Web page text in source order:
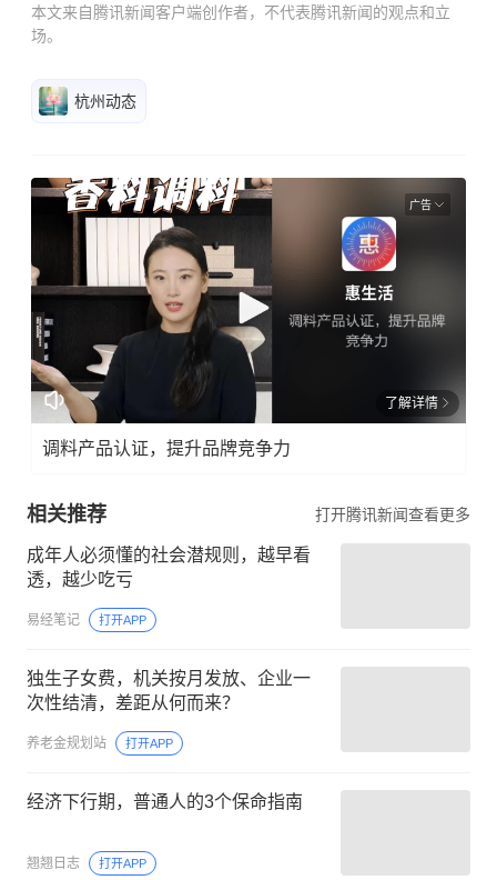
本文来自腾讯新闻客户端创作者，不代表腾讯新闻的观点和立
场。
杭州动态
广告
了解详情
调料产品认证，提升品牌竞争力
相关推荐 打开腾讯新闻查看更多
成年人必须懂的社会潜规则，越早看
透，越少吃亏
易经笔记 打开APP
独生子女费，机关按月发放、企业一
次性结清，差距从何而来？
养老金规划站 打开APP
经济下行期，普通人的3个保命指南
翘翘日志 打开APP